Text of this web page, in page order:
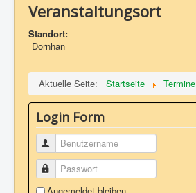
Veranstaltungsort
Standort:
Dornhan
Aktuelle Seite:
Startseite Termine
Login Form
Benutzername
Passwort